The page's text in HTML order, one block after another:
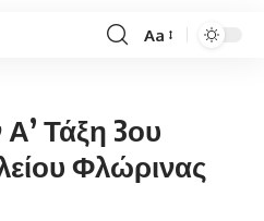
Font
Aa
Τάξη 3ου
Φλώρινας